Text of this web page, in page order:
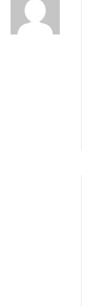
valentin
onecklace
plus